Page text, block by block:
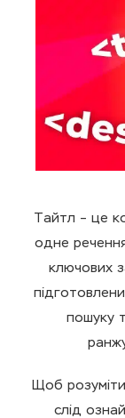
Тайтл – це
одне
ключових
пошуку
Щоб
слід